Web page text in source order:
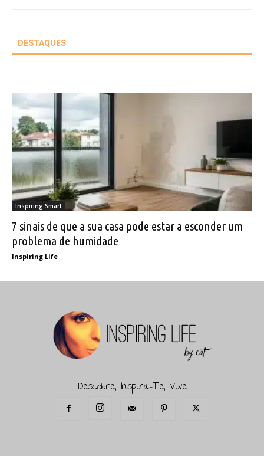
DESTAQUES
Inspiring Smart
7 sinais de que a sua casa pode estar a esconder um
problema de humidade
Inspiring Life
Descobre, Inspira-Te, Vive